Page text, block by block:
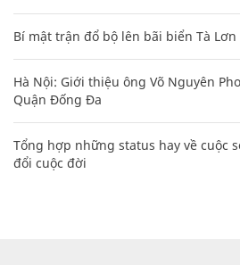
Bí mật trận đổ bộ lên bãi biển Tà
Hà Nội: Giới thiệu ông Võ Nguyên
Quận Đống Đa
Tổng hợp những status hay về cuộc
đổi cuộc đời